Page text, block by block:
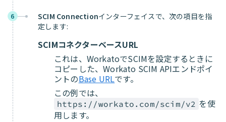
6 SCIM Connectionインターフェイスで、次の項目を指
定します:
SCIMコネクターベースURL
これは、WorkatoでSCIMを設定するときに
コピーした、Workato SCIM APIエンドポイ
ントのBase URLです。
この例では、
https://workato.com/scim/v2 を使
用します。